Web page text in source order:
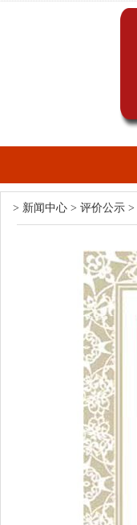
> 新闻中心 > 评价公示 >